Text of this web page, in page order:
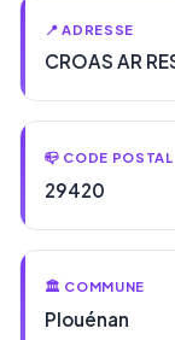
📍 ADRESSE
CROAS AR
📪 CODE POSTAL
29420
🏛️ COMMUNE
Plouénan